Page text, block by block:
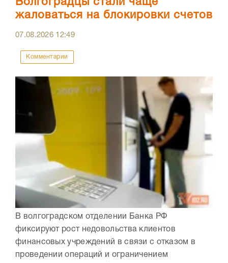
жаловаться на блокировки счетов
07.08.2026 12:49
Комментарии
В волгоградском отделении Банка РФ
фиксируют рост недовольства клиентов
финансовых учреждений в связи с отказом в
проведении операций и ограничением